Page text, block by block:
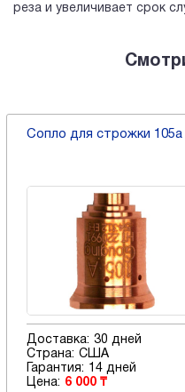
реза и увеличивает срок
Сопло для строжки 105а
Доставка: 30 дней
Страна: США
Гарантия:
14 дней
Цена: 6 000 ₸